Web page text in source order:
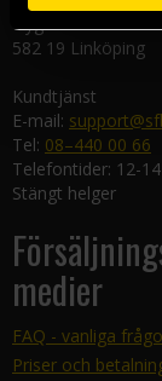
Nygatan 20
582 19 Linköping
Kundtjänst
E-mail:
Tel: 08–440 00 66
Telefontider: 12-
Stängt helger
medier
FAQ - vanliga
Priser och